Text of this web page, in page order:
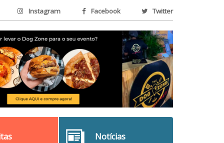
Instagram Facebook Twitter
Notícias